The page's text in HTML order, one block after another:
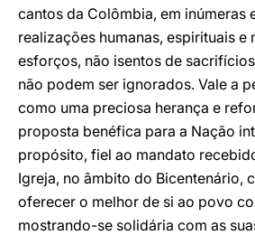
cantos da Colômbia, em inúmeras
realizações humanas, espirituais e
esforços, não isentos de
não podem ser ignorados. Vale a
como uma preciosa herança e
proposta benéfica para a Nação
propósito, fiel ao mandato
Igreja, no âmbito do Bicentenário,
oferecer o melhor de si ao povo
mostrando-se solidária com as